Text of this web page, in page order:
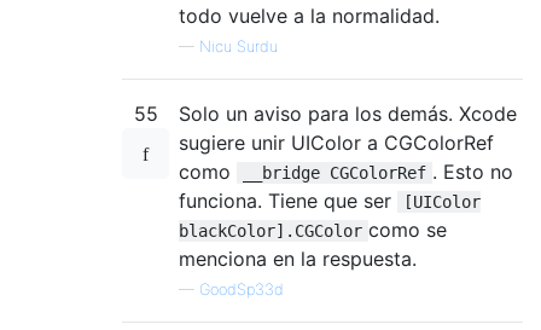
todo vuelve a la normalidad.
— Nicu Surdu
55
Solo un aviso para los demás. Xcode
sugiere unir UIColor a CGColorRef
como
__bridge CGColorRef . Esto no
funciona. Tiene que ser
[UIColor
blackColor].CGColor como se
menciona en la respuesta.
— GoodSp33d